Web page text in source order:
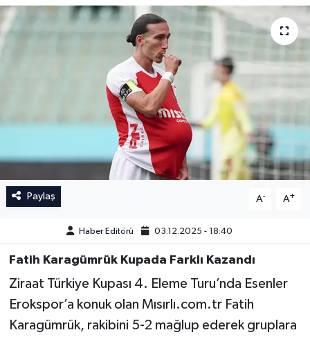
Paylaş A- A+
Haber Editörü 03.12.2025 - 18:40
Fatih Karagümrük Kupada Farklı Kazandı
Ziraat Türkiye Kupası 4. Eleme Turu’nda Esenler
Erokspor’a konuk olan Mısırlı.com.tr Fatih
Karagümrük, rakibini 5-2 mağlup ederek gruplara
Almanya Bundesliga
La Liga
Almanya Bundesliga
Fransa Ligue 1
Eredevise
Portekiz Ligi
TFF 1.Lig
Diğer Futbol Ligleri
Kadınlar Basketbol Ligi